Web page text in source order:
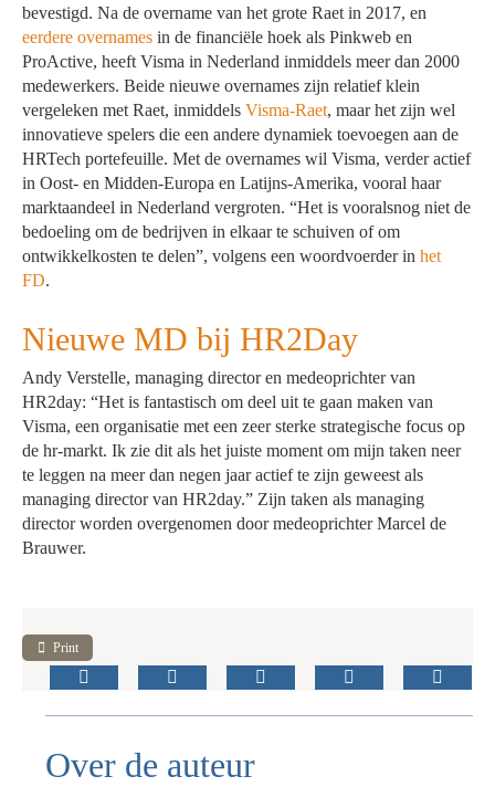
bevestigd. Na de overname van het grote Raet in 2017, en
eerdere overnamesin de financiële hoek als Pinkweb en
ProActive, heeft Visma in Nederland inmiddels meer dan 2000
medewerkers. Beide nieuwe overnames zijn relatief klein
vergeleken met Raet, inmiddelsVisma-Raet, maar het zijn wel
innovatieve spelers die een andere dynamiek toevoegen aan de
HRTech portefeuille. Met de overnames wil Visma, verder actief
in Oost- en Midden-Europa en Latijns-Amerika, vooral haar
marktaandeel in Nederland vergroten. “Het is vooralsnog niet de
bedoeling om de bedrijven in elkaar te schuiven of om
ontwikkelkosten te delen”, volgens een woordvoerder inhet
FD.
Nieuwe MD bij HR2Day
Andy Verstelle, managing director en medeoprichter van
HR2day: “Het is fantastisch om deel uit te gaan maken van
Visma, een organisatie met een zeer sterke strategische focus op
de hr-markt. Ik zie dit als het juiste moment om mijn taken neer
te leggen na meer dan negen jaar actief te zijn geweest als
managing director van HR2day.” Zijn taken als managing
director worden overgenomen door medeoprichter Marcel de
Brauwer.
Print
Over de auteur